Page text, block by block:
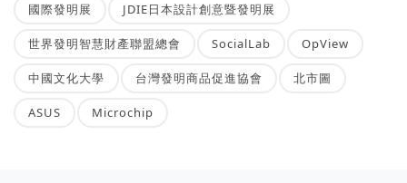
國際發明展 JDIE日本設計創意暨發明展
世界發明智慧財產聯盟總會 SocialLab OpView
中國文化大學 台灣發明商品促進協會 北市圖
ASUS Microchip